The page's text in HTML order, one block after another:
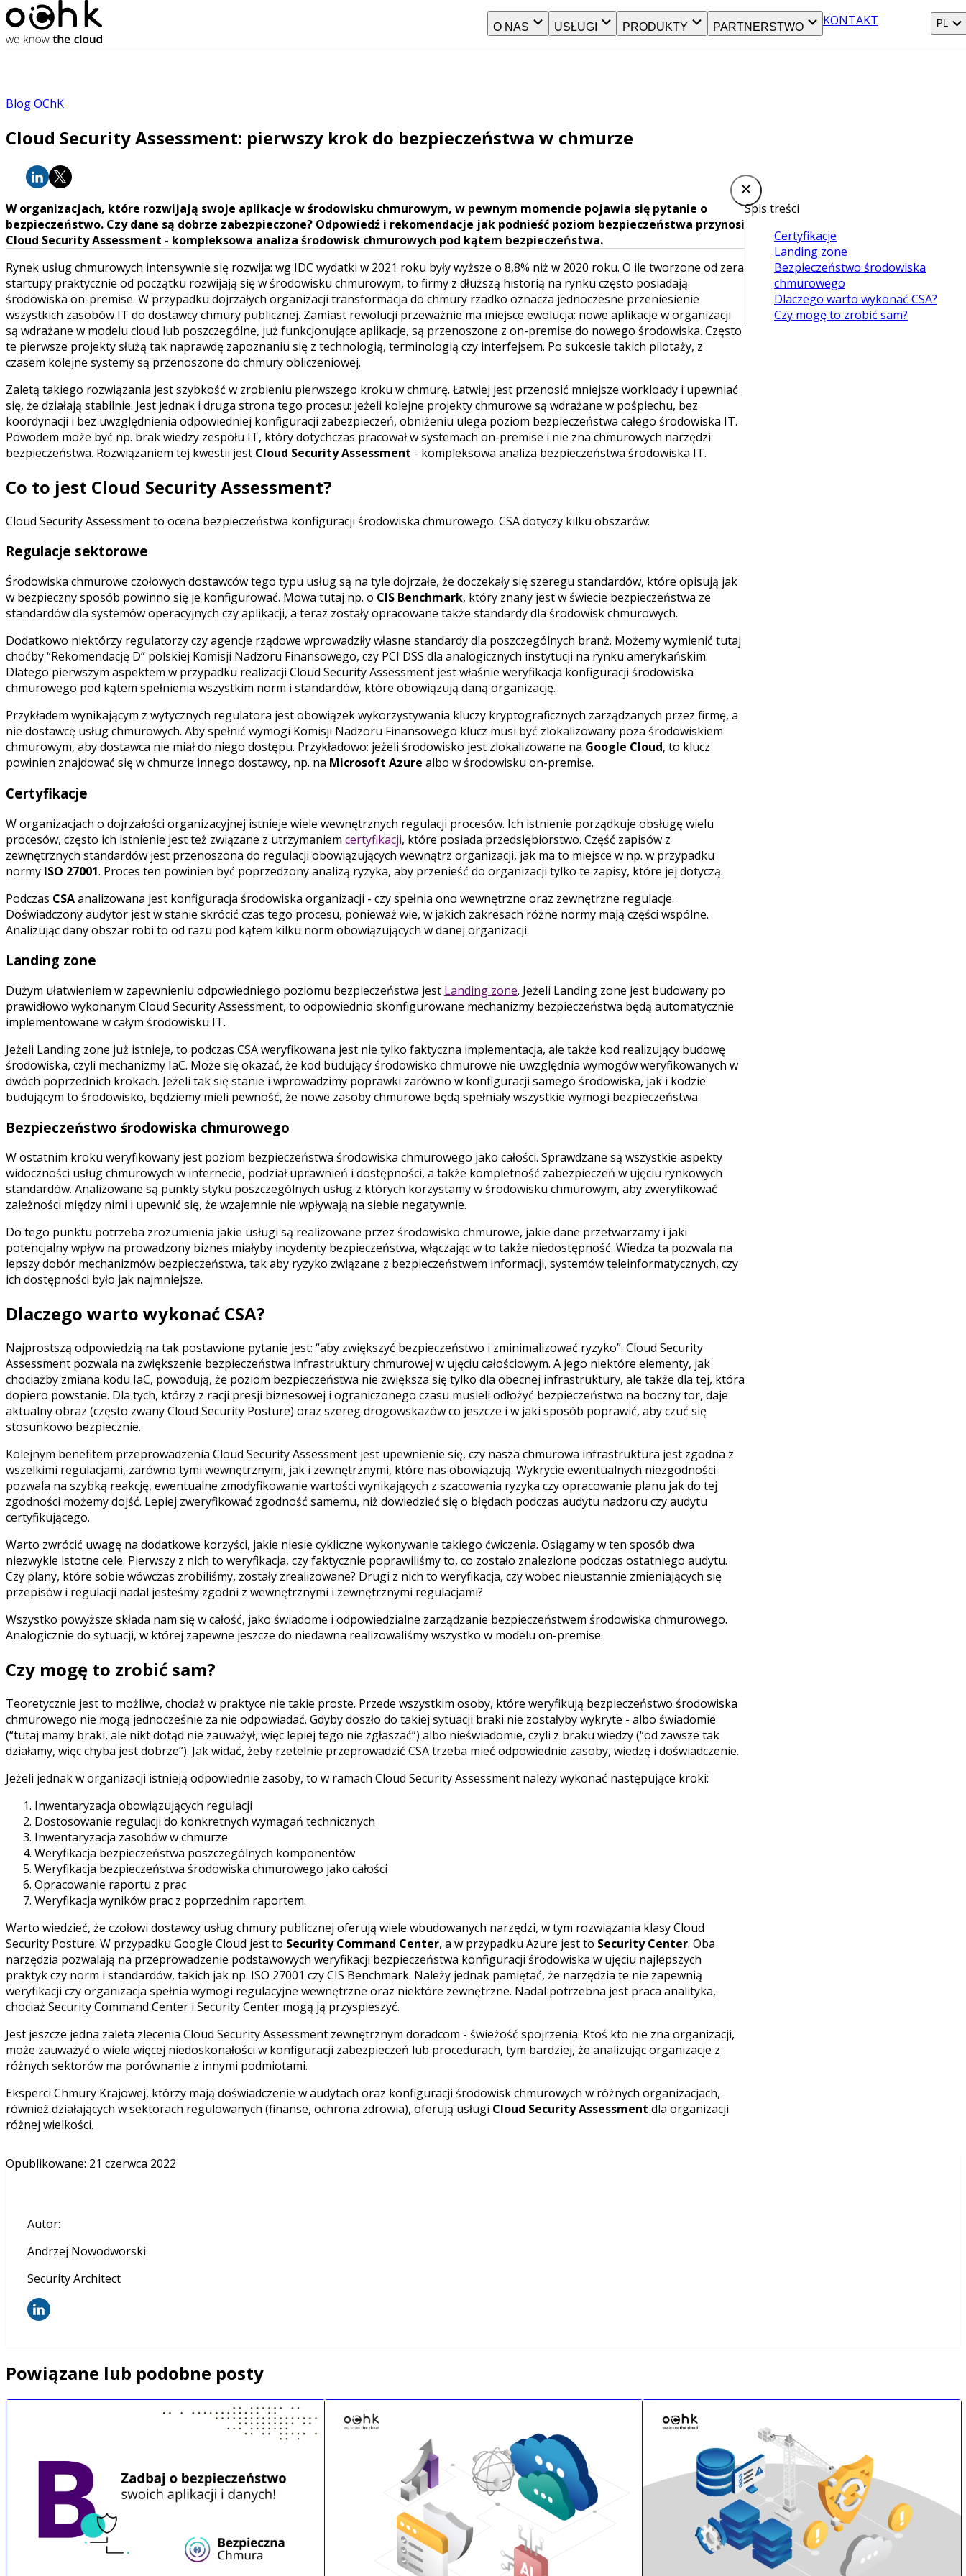
O NAS USŁUGI PRODUKTY PARTNERSTWO KONTAKT PL
Blog OChK
Cloud Security Assessment: pierwszy krok do bezpieczeństwa w chmurze
W organizacjach, które rozwijają swoje aplikacje w środowisku chmurowym, w pewnym momencie pojawia się pytanie o
bezpieczeństwo. Czy dane są dobrze zabezpieczone? Odpowiedź i rekomendacje jak podnieść poziom bezpieczeństwa przynosi
Cloud Security Assessment - kompleksowa analiza środowisk chmurowych pod kątem bezpieczeństwa.
Rynek usług chmurowych intensywnie się rozwija: wg IDC wydatki w 2021 roku były wyższe o 8,8% niż w 2020 roku. O ile tworzone od zera
startupy praktycznie od początku rozwijają się w środowisku chmurowym, to firmy z dłuższą historią na rynku często posiadają
środowiska on-premise. W przypadku dojrzałych organizacji transformacja do chmury rzadko oznacza jednoczesne przeniesienie
wszystkich zasobów IT do dostawcy chmury publicznej. Zamiast rewolucji przeważnie ma miejsce ewolucja: nowe aplikacje w organizacji
są wdrażane w modelu cloud lub poszczególne, już funkcjonujące aplikacje, są przenoszone z on-premise do nowego środowiska. Często
te pierwsze projekty służą tak naprawdę zapoznaniu się z technologią, terminologią czy interfejsem. Po sukcesie takich pilotaży, z
czasem kolejne systemy są przenoszone do chmury obliczeniowej.
Zaletą takiego rozwiązania jest szybkość w zrobieniu pierwszego kroku w chmurę. Łatwiej jest przenosić mniejsze workloady i upewniać
się, że działają stabilnie. Jest jednak i druga strona tego procesu: jeżeli kolejne projekty chmurowe są wdrażane w pośpiechu, bez
koordynacji i bez uwzględnienia odpowiedniej konfiguracji zabezpieczeń, obniżeniu ulega poziom bezpieczeństwa całego środowiska IT.
Powodem może być np. brak wiedzy zespołu IT, który dotychczas pracował w systemach on-premise i nie zna chmurowych narzędzi
bezpieczeństwa. Rozwiązaniem tej kwestii jest Cloud Security Assessment - kompleksowa analiza bezpieczeństwa środowiska IT.
Co to jest Cloud Security Assessment?
Cloud Security Assessment to ocena bezpieczeństwa konfiguracji środowiska chmurowego. CSA dotyczy kilku obszarów:
Regulacje sektorowe
Środowiska chmurowe czołowych dostawców tego typu usług są na tyle dojrzałe, że doczekały się szeregu standardów, które opisują jak
w bezpieczny sposób powinno się je konfigurować. Mowa tutaj np. o CIS Benchmark, który znany jest w świecie bezpieczeństwa ze
standardów dla systemów operacyjnych czy aplikacji, a teraz zostały opracowane także standardy dla środowisk chmurowych.
Dodatkowo niektórzy regulatorzy czy agencje rządowe wprowadziły własne standardy dla poszczególnych branż. Możemy wymienić tutaj
choćby “Rekomendację D” polskiej Komisji Nadzoru Finansowego, czy PCI DSS dla analogicznych instytucji na rynku amerykańskim.
Dlatego pierwszym aspektem w przypadku realizacji Cloud Security Assessment jest właśnie weryfikacja konfiguracji środowiska
chmurowego pod kątem spełnienia wszystkim norm i standardów, które obowiązują daną organizację.
Przykładem wynikającym z wytycznych regulatora jest obowiązek wykorzystywania kluczy kryptograficznych zarządzanych przez firmę, a
nie dostawcę usług chmurowych. Aby spełnić wymogi Komisji Nadzoru Finansowego klucz musi być zlokalizowany poza środowiskiem
chmurowym, aby dostawca nie miał do niego dostępu. Przykładowo: jeżeli środowisko jest zlokalizowane na Google Cloud, to klucz
powinien znajdować się w chmurze innego dostawcy, np. na Microsoft Azure albo w środowisku on-premise.
Certyfikacje
W organizacjach o dojrzałości organizacyjnej istnieje wiele wewnętrznych regulacji procesów. Ich istnienie porządkuje obsługę wielu
procesów, często ich istnienie jest też związane z utrzymaniem certyfikacji, które posiada przedsiębiorstwo. Część zapisów z
zewnętrznych standardów jest przenoszona do regulacji obowiązujących wewnątrz organizacji, jak ma to miejsce w np. w przypadku
normy ISO 27001. Proces ten powinien być poprzedzony analizą ryzyka, aby przenieść do organizacji tylko te zapisy, które jej dotyczą.
Podczas CSAanalizowana jest konfiguracja środowiska organizacji - czy spełnia ono wewnętrzne oraz zewnętrzne regulacje.
Doświadczony audytor jest w stanie skrócić czas tego procesu, ponieważ wie, w jakich zakresach różne normy mają części wspólne.
Analizując dany obszar robi to od razu pod kątem kilku norm obowiązujących w danej organizacji.
Landing zone
Dużym ułatwieniem w zapewnieniu odpowiedniego poziomu bezpieczeństwa jest Landing zone. Jeżeli Landing zone jest budowany po
prawidłowo wykonanym Cloud Security Assessment, to odpowiednio skonfigurowane mechanizmy bezpieczeństwa będą automatycznie
implementowane w całym środowisku IT.
Jeżeli Landing zone już istnieje, to podczas CSA weryfikowana jest nie tylko faktyczna implementacja, ale także kod realizujący budowę
środowiska, czyli mechanizmy IaC. Może się okazać, że kod budujący środowisko chmurowe nie uwzględnia wymogów weryfikowanych w
dwóch poprzednich krokach. Jeżeli tak się stanie i wprowadzimy poprawki zarówno w konfiguracji samego środowiska, jak i kodzie
budującym to środowisko, będziemy mieli pewność, że nowe zasoby chmurowe będą spełniały wszystkie wymogi bezpieczeństwa.
Bezpieczeństwo środowiska chmurowego
W ostatnim kroku weryfikowany jest poziom bezpieczeństwa środowiska chmurowego jako całości. Sprawdzane są wszystkie aspekty
widoczności usług chmurowych w internecie, podział uprawnień i dostępności, a także kompletność zabezpieczeń w ujęciu rynkowych
standardów. Analizowane są punkty styku poszczególnych usług z których korzystamy w środowisku chmurowym, aby zweryfikować
zależności między nimi i upewnić się, że wzajemnie nie wpływają na siebie negatywnie.
Do tego punktu potrzeba zrozumienia jakie usługi są realizowane przez środowisko chmurowe, jakie dane przetwarzamy i jaki
potencjalny wpływ na prowadzony biznes miałyby incydenty bezpieczeństwa, włączając w to także niedostępność. Wiedza ta pozwala na
lepszy dobór mechanizmów bezpieczeństwa, tak aby ryzyko związane z bezpieczeństwem informacji, systemów teleinformatycznych, czy
ich dostępności było jak najmniejsze.
Dlaczego warto wykonać CSA?
Najprostszą odpowiedzią na tak postawione pytanie jest: “aby zwiększyć bezpieczeństwo i zminimalizować ryzyko”. Cloud Security
Assessment pozwala na zwiększenie bezpieczeństwa infrastruktury chmurowej w ujęciu całościowym. A jego niektóre elementy, jak
chociażby zmiana kodu IaC, powodują, że poziom bezpieczeństwa nie zwiększa się tylko dla obecnej infrastruktury, ale także dla tej, która
dopiero powstanie. Dla tych, którzy z racji presji biznesowej i ograniczonego czasu musieli odłożyć bezpieczeństwo na boczny tor, daje
aktualny obraz (często zwany Cloud Security Posture) oraz szereg drogowskazów co jeszcze i w jaki sposób poprawić, aby czuć się
stosunkowo bezpiecznie.
Kolejnym benefitem przeprowadzenia Cloud Security Assessment jest upewnienie się, czy nasza chmurowa infrastruktura jest zgodna z
wszelkimi regulacjami, zarówno tymi wewnętrznymi, jak i zewnętrznymi, które nas obowiązują. Wykrycie ewentualnych niezgodności
pozwala na szybką reakcję, ewentualne zmodyfikowanie wartości wynikających z szacowania ryzyka czy opracowanie planu jak do tej
zgodności możemy dojść. Lepiej zweryfikować zgodność samemu, niż dowiedzieć się o błędach podczas audytu nadzoru czy audytu
certyfikującego.
Warto zwrócić uwagę na dodatkowe korzyści, jakie niesie cykliczne wykonywanie takiego ćwiczenia. Osiągamy w ten sposób dwa
niezwykle istotne cele. Pierwszy z nich to weryfikacja, czy faktycznie poprawiliśmy to, co zostało znalezione podczas ostatniego audytu.
Czy plany, które sobie wówczas zrobiliśmy, zostały zrealizowane? Drugi z nich to weryfikacja, czy wobec nieustannie zmieniających się
przepisów i regulacji nadal jesteśmy zgodni z wewnętrznymi i zewnętrznymi regulacjami?
Wszystko powyższe składa nam się w całość, jako świadome i odpowiedzialne zarządzanie bezpieczeństwem środowiska chmurowego.
Analogicznie do sytuacji, w której zapewne jeszcze do niedawna realizowaliśmy wszystko w modelu on-premise.
Czy mogę to zrobić sam?
Teoretycznie jest to możliwe, chociaż w praktyce nie takie proste. Przede wszystkim osoby, które weryfikują bezpieczeństwo środowiska
chmurowego nie mogą jednocześnie za nie odpowiadać. Gdyby doszło do takiej sytuacji braki nie zostałyby wykryte - albo świadomie
(“tutaj mamy braki, ale nikt dotąd nie zauważył, więc lepiej tego nie zgłaszać”) albo nieświadomie, czyli z braku wiedzy (“od zawsze tak
działamy, więc chyba jest dobrze”). Jak widać, żeby rzetelnie przeprowadzić CSA trzeba mieć odpowiednie zasoby, wiedzę i doświadczenie.
Jeżeli jednak w organizacji istnieją odpowiednie zasoby, to w ramach Cloud Security Assessment należy wykonać następujące kroki:
Inwentaryzacja obowiązujących regulacji
Dostosowanie regulacji do konkretnych wymagań technicznych
Inwentaryzacja zasobów w chmurze
Weryfikacja bezpieczeństwa poszczególnych komponentów
Weryfikacja bezpieczeństwa środowiska chmurowego jako całości
Opracowanie raportu z prac
Weryfikacja wyników prac z poprzednim raportem.
Warto wiedzieć, że czołowi dostawcy usług chmury publicznej oferują wiele wbudowanych narzędzi, w tym rozwiązania klasy Cloud
Security Posture. W przypadku Google Cloud jest to Security Command Center, a w przypadku Azure jest to Security Center. Oba
narzędzia pozwalają na przeprowadzenie podstawowych weryfikacji bezpieczeństwa konfiguracji środowiska w ujęciu najlepszych
praktyk czy norm i standardów, takich jak np. ISO 27001 czy CIS Benchmark. Należy jednak pamiętać, że narzędzia te nie zapewnią
weryfikacji czy organizacja spełnia wymogi regulacyjne wewnętrzne oraz niektóre zewnętrzne. Nadal potrzebna jest praca analityka,
chociaż Security Command Center i Security Center mogą ją przyspieszyć.
Jest jeszcze jedna zaleta zlecenia Cloud Security Assessment zewnętrznym doradcom - świeżość spojrzenia. Ktoś kto nie zna organizacji,
może zauważyć o wiele więcej niedoskonałości w konfiguracji zabezpieczeń lub procedurach, tym bardziej, że analizując organizacje z
różnych sektorów ma porównanie z innymi podmiotami.
Eksperci Chmury Krajowej, którzy mają doświadczenie w audytach oraz konfiguracji środowisk chmurowych w różnych organizacjach,
również działających w sektorach regulowanych (finanse, ochrona zdrowia), oferują usługi Cloud Security Assessment dla organizacji
różnej wielkości.
Spis treści
Certyfikacje
Landing zone
Bezpieczeństwo środowiska
chmurowego
Dlaczego warto wykonać CSA?
Czy mogę to zrobić sam?
Opublikowane: 21 czerwca 2022
Autor:
Andrzej Nowodworski
Security Architect
Powiązane lub podobne posty